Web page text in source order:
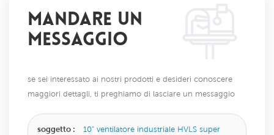
MANDARE UN
MESSAGGIO
se sei interessato ai nostri prodotti e desideri conoscere
maggiori dettagli, ti preghiamo di lasciare un messaggio
soggetto : 10" ventilatore industriale HVLS super